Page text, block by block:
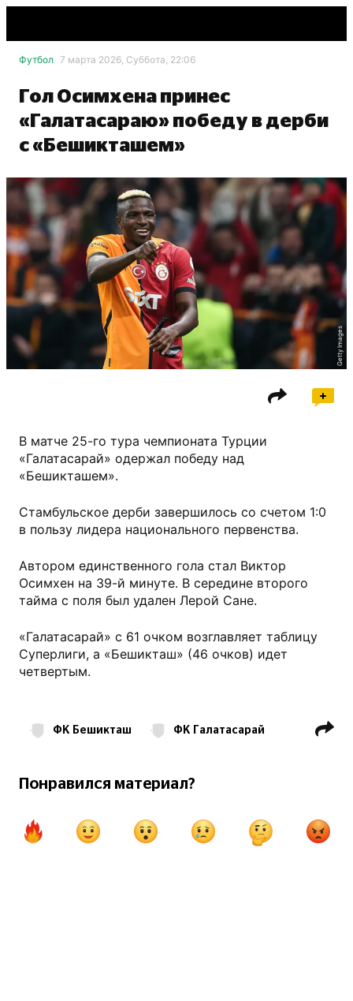
Футбол 7 марта 2026, Суббота, 22:06
Гол Осимхена принес
«Галатасараю» победу в дерби
с «Бешикташем»
Getty Images
В матче 25-го тура чемпионата Турции
«Галатасарай» одержал победу над
«Бешикташем».
Стамбульское дерби завершилось со счетом 1:0
в пользу лидера национального первенства.
Автором единственного гола стал Виктор
Осимхен на 39-й минуте. В середине второго
тайма с поля был удален Лерой Сане.
«Галатасарай» с 61 очком возглавляет таблицу
Суперлиги, а «Бешикташ» (46 очков) идет
четвертым.
ФК Бешикташ ФК Галатасарай
Понравился материал?